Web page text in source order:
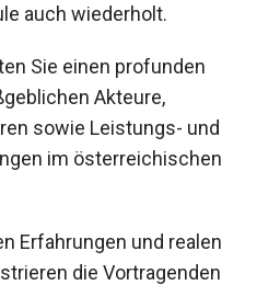
auch wiederholt.
Sie einen profunden
Akteure,
sowie Leistungs- und
im österreichischen
Erfahrungen und realen
die Vortragenden